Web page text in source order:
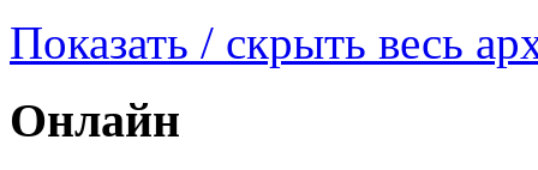
Показать / скрыть весь
Онлайн